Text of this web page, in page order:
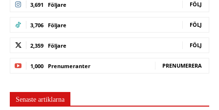
3,691 Följare FÖLJ
3,706 Följare FÖLJ
2,359 Följare FÖLJ
1,000 Prenumeranter PRENUMERERA
Senaste artiklarna